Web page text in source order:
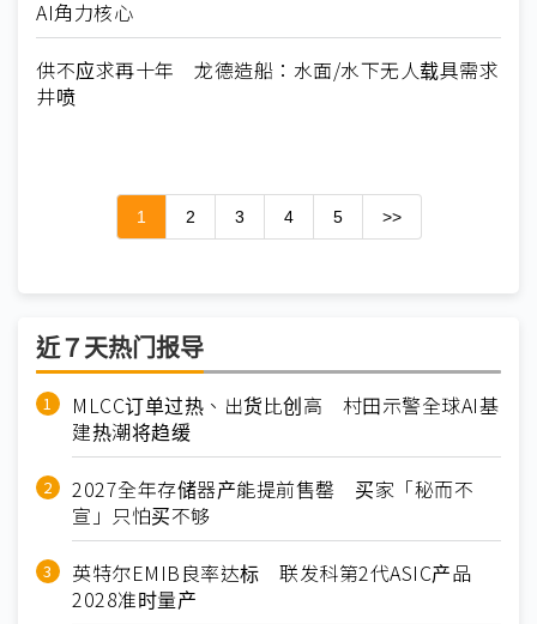
AI角力核心
供不应求再十年 龙德造船：水面/水下无人载具需求
井喷
1 2 3 4 5 >>
近７天热门报导
MLCC订单过热、出货比创高 村田示警全球AI基
建热潮将趋缓
2027全年存储器产能提前售罄 买家「秘而不
宣」只怕买不够
英特尔EMIB良率达标 联发科第2代ASIC产品
2028准时量产